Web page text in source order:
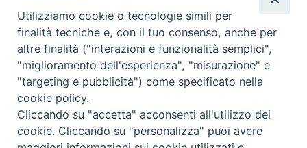
Centralino Curia Vescovile
0541 913711
Indirizzo
47864 PENNABILLI (RN)
Utilizziamo cookie o tecnologie simili per
finalità tecniche e, con il tuo consenso, anche per
altre finalità ("interazioni e funzionalità semplici",
"miglioramento dell'esperienza", "misurazione" e
"targeting e pubblicità") come specificato nella
cookie policy.
Cliccando su "accetta" acconsenti all'utilizzo dei
cookie. Cliccando su "personalizza" puoi avere